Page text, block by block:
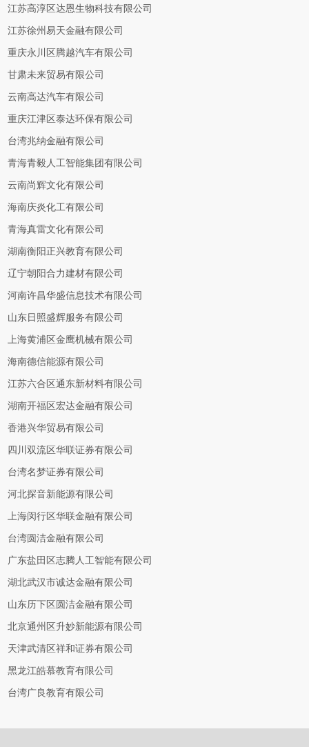
江苏高淳区达恩生物科技有限公司
江苏徐州易天金融有限公司
重庆永川区腾越汽车有限公司
甘肃未来贸易有限公司
云南高达汽车有限公司
重庆江津区泰达环保有限公司
台湾兆纳金融有限公司
青海青毅人工智能集团有限公司
云南尚辉文化有限公司
海南庆炎化工有限公司
青海真雷文化有限公司
湖南衡阳正兴教育有限公司
辽宁朝阳合力建材有限公司
河南许昌华盛信息技术有限公司
山东日照盛辉服务有限公司
上海黄浦区金鹰机械有限公司
海南德信能源有限公司
江苏六合区通东新材料有限公司
湖南开福区宏达金融有限公司
香港兴华贸易有限公司
四川双流区华联证券有限公司
台湾名梦证券有限公司
河北探音新能源有限公司
上海闵行区华联金融有限公司
台湾圆洁金融有限公司
广东盐田区志腾人工智能有限公司
湖北武汉市诚达金融有限公司
山东历下区圆洁金融有限公司
北京通州区升妙新能源有限公司
天津武清区祥和证券有限公司
黑龙江皓慕教育有限公司
台湾广良教育有限公司